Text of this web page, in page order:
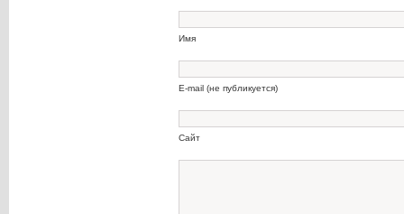
Имя
E-mail (не публикуется)
Сайт